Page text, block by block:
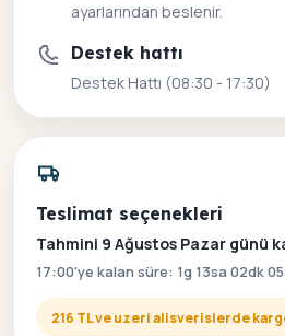
ayarlarından beslenir.
Destek hattı
Destek Hattı (08:30 - 17:30)
Teslimat seçenekleri
Tahmini 9 Ağustos Pazar günü
17:00'ye kalan süre: 1g 13sa 02dk
216 TL ve uzeri alisverislerde